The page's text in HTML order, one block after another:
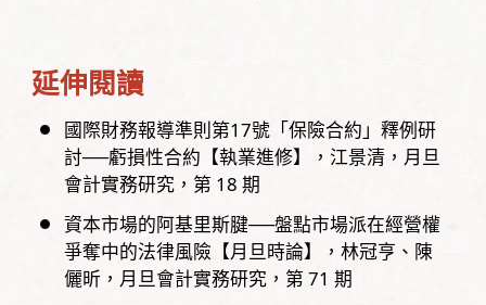
延伸閱讀
國際財務報導準則第17號「保險合約」釋例研
討──虧損性合約【執業進修】
江景清
月旦
會計實務研究， 第 18 期
資本市場的阿基里斯腱──盤點市場派在經營權
爭奪中的法律風險【月旦時論】
林冠亨、陳
儷昕
月旦會計實務研究， 第71 期